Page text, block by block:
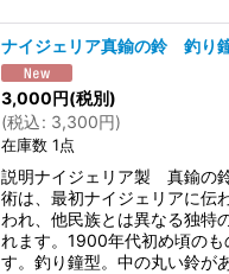
ナイジェリア真鍮の鈴 釣り
3,000円(税別)
(税込: 3,300円)
在庫数 1点
説明ナイジェリア製 真鍮の
術は、最初ナイジェリアに伝
われ、他民族とは異なる独特
れます。1900年代初め頃のも
す。釣り鐘型。中の丸い鈴が